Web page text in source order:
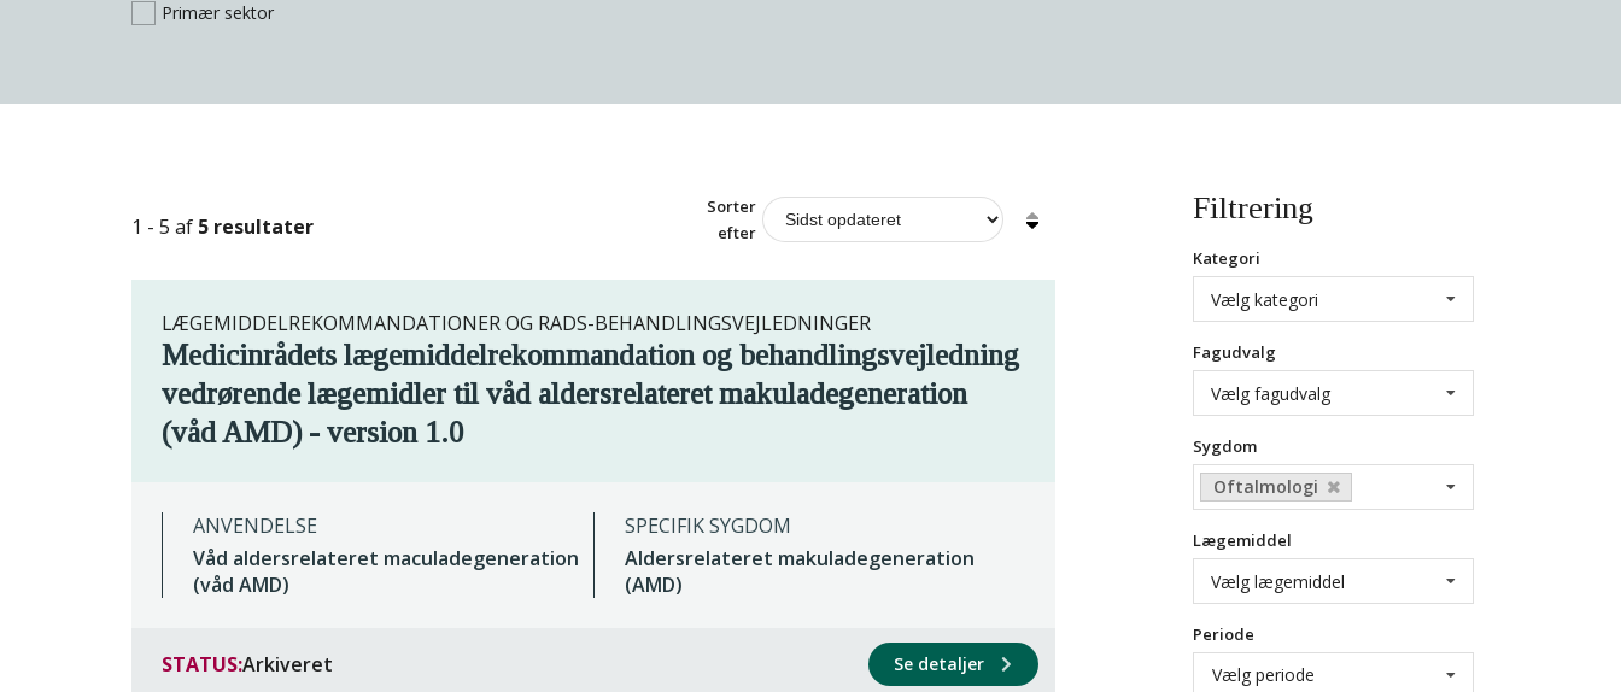
Primær sektor
1 - 5 af 5 resultater
Sorter
efter
LÆGEMIDDELREKOMMANDATIONER OG RADS-BEHANDLINGSVEJLEDNINGER
Medicinrådets lægemiddelrekommandation og behandlingsvejledning
vedrørende lægemidler til våd aldersrelateret makuladegeneration
(våd AMD) - version 1.0
ANVENDELSE
Våd aldersrelateret maculadegeneration
(våd AMD)
SPECIFIK SYGDOM
Aldersrelateret makuladegeneration
(AMD)
STATUS:Arkiveret Se detaljer
Filtrering
Kategori
Vælg kategori
Fagudvalg
Vælg fagudvalg
Sygdom
Oftalmologi
Lægemiddel
Vælg lægemiddel
Periode
Vælg periode